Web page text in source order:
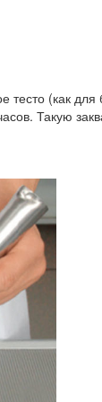
тесто (как
Такую